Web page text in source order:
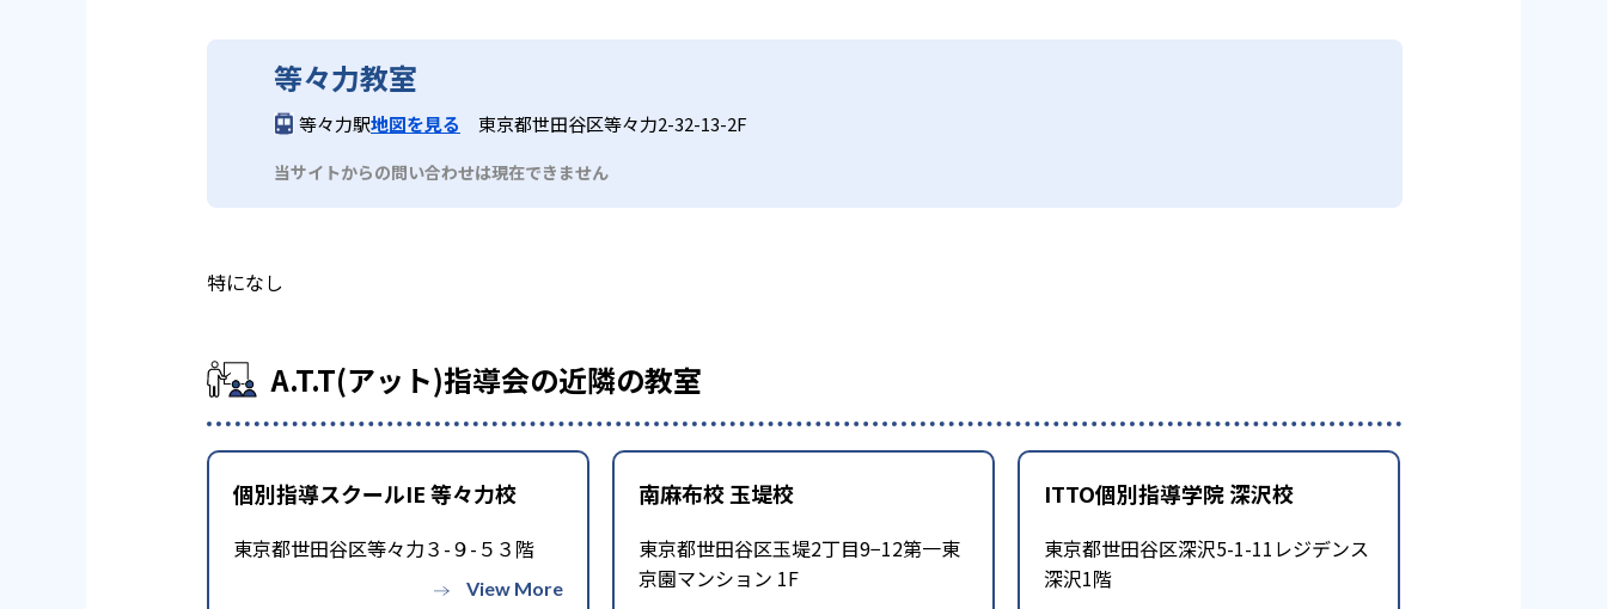
等々力教室
等々力駅地図を見る 東京都世田谷区等々力2-32-13-2F
当サイトからの問い合わせは現在できません
特になし
A.T.T(アット)指導会の近隣の教室
個別指導スクールIE 等々力校
東京都世田谷区等々力３-９-５３階
南麻布校 玉堤校
東京都世田谷区玉堤2丁目9−12第一東
京園マンション 1F
ITTO個別指導学院 深沢校
東京都世田谷区深沢5-1-11レジデンス
深沢1階